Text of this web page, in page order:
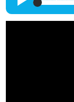
Места и